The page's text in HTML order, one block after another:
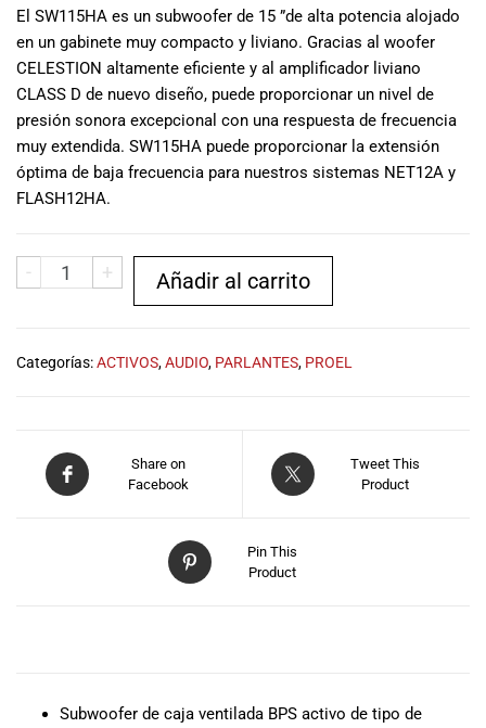
musicales.
Nuestro equipo
de expertos en
música está
aquí para
ayudarte a
encontrar el
instrumento o
adecuado para
ti, y ofrecerte el
mejor servicio
posible.
Además,
competitivos y
promociones
especiales
clientes. Ven a
visitarnos en
de nuestra
El SW115HA es un subwoofer de 15 ”de alta potencia alojado
en un gabinete muy compacto y liviano. Gracias al woofer
CELESTION altamente eficiente y al amplificador liviano
CLASS D de nuevo diseño, puede proporcionar un nivel de
presión sonora excepcional con una respuesta de frecuencia
muy extendida. SW115HA puede proporcionar la extensión
óptima de baja frecuencia para nuestros sistemas NET12A y
FLASH12HA.
- + Añadir al carrito
Categorías:ACTIVOS,AUDIO, PARLANTES, PROEL
Share on
Facebook
Tweet This
Product
Pin This
Product
Subwoofer de caja ventilada BPS activo de tipo de